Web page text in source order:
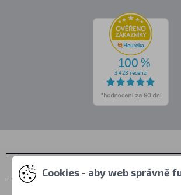
KontaktyCookies - aby web správně